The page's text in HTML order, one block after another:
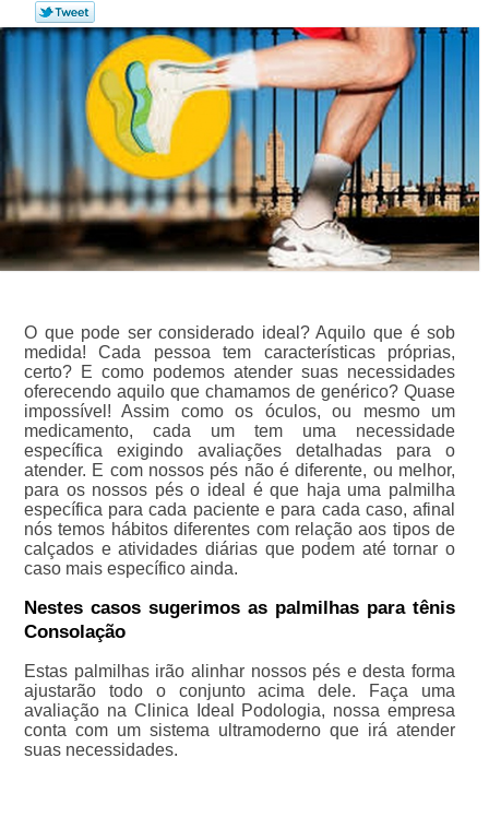
O que pode ser considerado ideal? Aquilo que é sob
medida! Cada pessoa tem características próprias,
certo? E como podemos atender suas necessidades
oferecendo aquilo que chamamos de genérico? Quase
impossível! Assim como os óculos, ou mesmo um
medicamento, cada um tem uma necessidade
específica exigindo avaliações detalhadas para o
atender. E com nossos pés não é diferente, ou melhor,
para os nossos pés o ideal é que haja uma palmilha
específica para cada paciente e para cada caso, afinal
nós temos hábitos diferentes com relação aos tipos de
calçados e atividades diárias que podem até tornar o
caso mais específico ainda.
Nestes casos sugerimos as palmilhas para tênis
Consolação
Estas palmilhas irão alinhar nossos pés e desta forma
ajustarão todo o conjunto acima dele. Faça uma
avaliação na Clinica Ideal Podologia, nossa empresa
conta com um sistema ultramoderno que irá atender
suas necessidades.